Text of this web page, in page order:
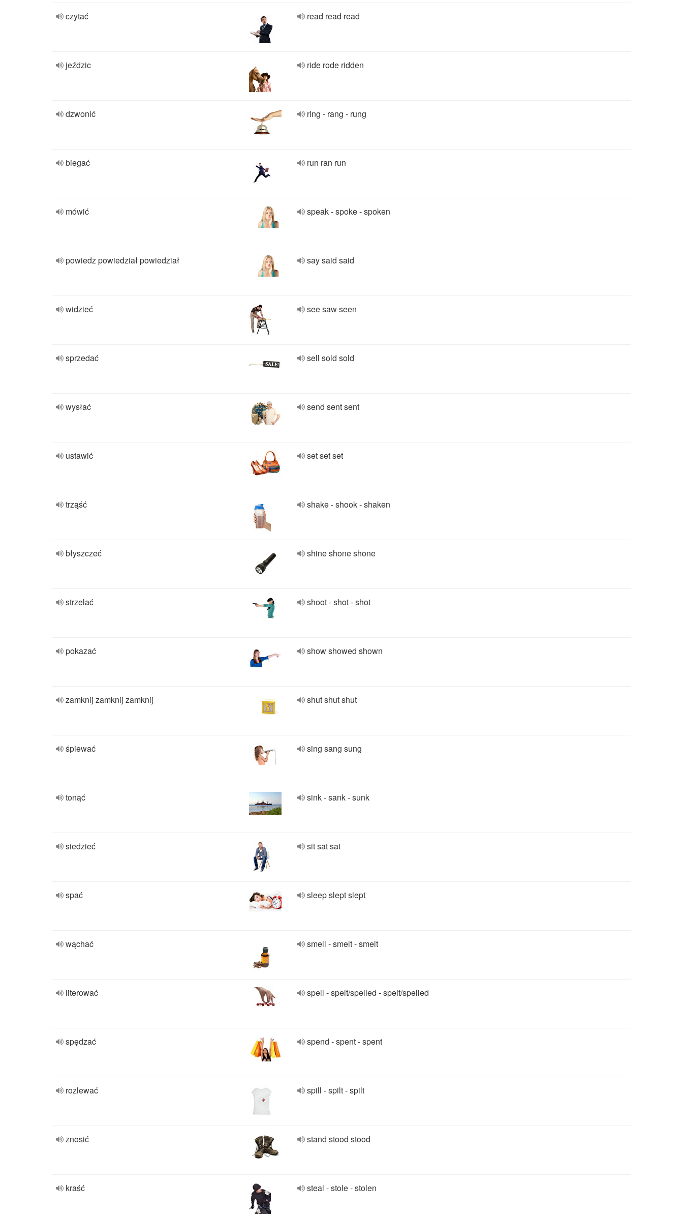
czytać read read read
jeździc ride rode ridden
dzwonić ring - rang - rung
biegać run ran run
mówić speak - spoke - spoken
powiedz powiedział powiedział say said said
widzieć see saw seen
sprzedać sell sold sold
wysłać send sent sent
ustawić set set set
trząść shake - shook - shaken
błyszczeć shine shone shone
strzelać shoot - shot - shot
pokazać show showed shown
zamknij zamknij zamknij shut shut shut
śpiewać sing sang sung
tonąć sink - sank - sunk
siedzieć sit sat sat
spać sleep slept slept
wąchać smell - smelt - smelt
literować spell - spelt/spelled - spelt/spelled
spędzać spend - spent - spent
rozlewać spill - spilt - spilt
znosić stand stood stood
kraść steal - stole - stolen